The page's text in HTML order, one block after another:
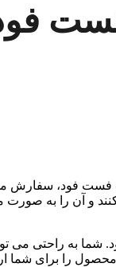
فست فود، سفارش
و آن را به
به راحتی می
را برای شما